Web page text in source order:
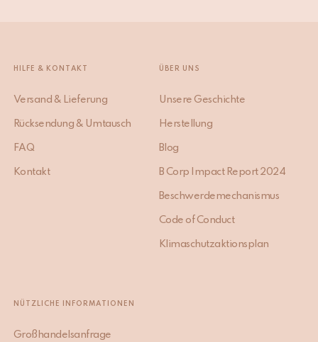
HILFE & KONTAKT
Versand & Lieferung
Rücksendung & Umtausch
FAQ
Kontakt
ÜBER UNS
Unsere Geschichte
Herstellung
Blog
B Corp Impact Report 2024
Beschwerdemechanismus
Code of Conduct
Klimaschutzaktionsplan
NÜTZLICHE INFORMATIONEN
Großhandelsanfrage